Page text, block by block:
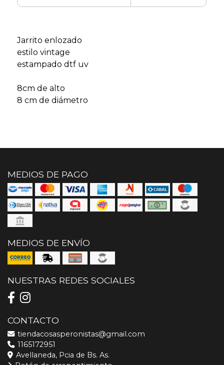
Jarrito enlozado
estilo vintage
estampado dtf uv
8cm de alto
8 cm de diámetro
MEDIOS DE PAGO
MEDIOS DE ENVÍO
NUESTRAS REDES SOCIALES
CONTACTO
tiendacosasperonistas@gmail.com
1165172951
Avellaneda, Pcia de Bs. As.